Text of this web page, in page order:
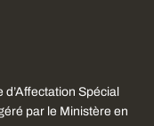
Spécial
par le Ministère en